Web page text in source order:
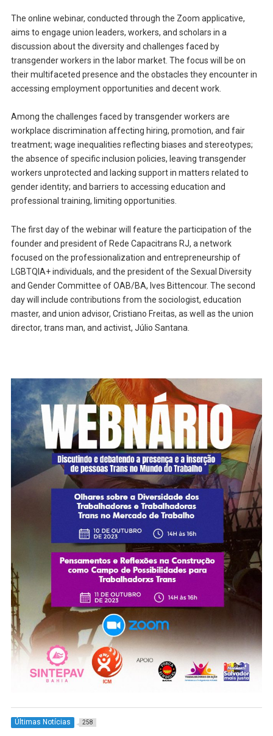
The online webinar, conducted through the Zoom applicative,
aims to engage union leaders, workers, and scholars in a
discussion about the diversity and challenges faced by
transgender workers in the labor market. The focus will be on
their multifaceted presence and the obstacles they encounter in
accessing employment opportunities and decent work.
Among the challenges faced by transgender workers are
workplace discrimination affecting hiring, promotion, and fair
treatment; wage inequalities reflecting biases and stereotypes;
the absence of specific inclusion policies, leaving transgender
workers unprotected and lacking support in matters related to
gender identity; and barriers to accessing education and
professional training, limiting opportunities.
The first day of the webinar will feature the participation of the
founder and president of Rede Capacitrans RJ, a network
focused on the professionalization and entrepreneurship of
LGBTQIA+ individuals, and the president of the Sexual Diversity
and Gender Committee of OAB/BA, Ives Bittencour. The second
day will include contributions from the sociologist, education
master, and union advisor, Cristiano Freitas, as well as the union
director, trans man, and activist, Júlio Santana.
Últimas Notícias 258